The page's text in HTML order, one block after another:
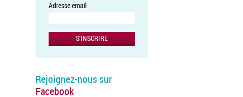
Adresse email
Rejoignez-nous sur
Facebook